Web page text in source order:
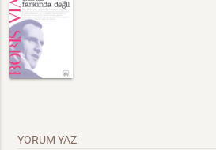
YORUM YAZ